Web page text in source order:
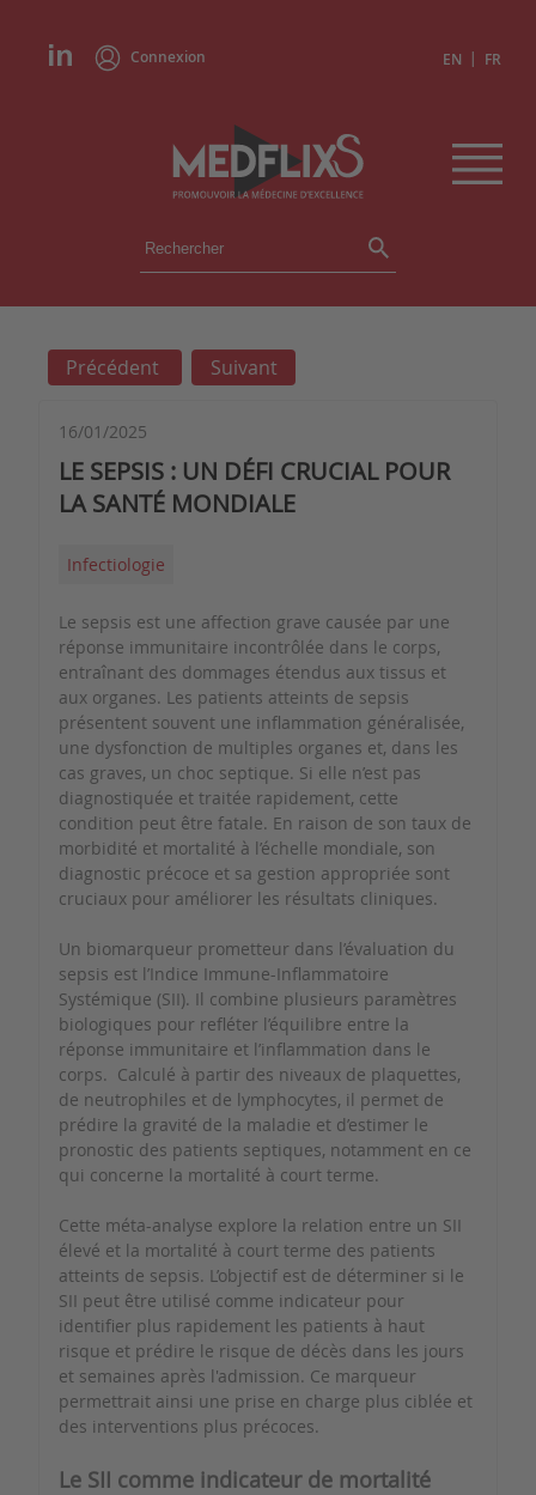
Connexion EN | FR
ÉVÉNEMENTS
INSTITUTIONS
REVUES DE PRESSE
Précédent Suivant
16/01/2025
LE SEPSIS : UN DÉFI CRUCIAL POUR
LA SANTÉ MONDIALE
Infectiologie
Le sepsis est une affection grave causée par une
réponse immunitaire incontrôlée dans le corps,
entraînant des dommages étendus aux tissus et
aux organes. Les patients atteints de sepsis
présentent souvent une inflammation généralisée,
une dysfonction de multiples organes et, dans les
cas graves, un choc septique. Si elle n’est pas
diagnostiquée et traitée rapidement, cette
condition peut être fatale. En raison de son taux de
morbidité et mortalité à l’échelle mondiale, son
diagnostic précoce et sa gestion appropriée sont
cruciaux pour améliorer les résultats cliniques.
Un biomarqueur prometteur dans l’évaluation du
sepsis est l’Indice Immune-Inflammatoire
Systémique (SII). Il combine plusieurs paramètres
biologiques pour refléter l’équilibre entre la
réponse immunitaire et l’inflammation dans le
corps. Calculé à partir des niveaux de plaquettes,
de neutrophiles et de lymphocytes, il permet de
prédire la gravité de la maladie et d’estimer le
pronostic des patients septiques, notamment en ce
qui concerne la mortalité à court terme.
Cette méta-analyse explore la relation entre un SII
élevé et la mortalité à court terme des patients
atteints de sepsis. L’objectif est de déterminer si le
SII peut être utilisé comme indicateur pour
identifier plus rapidement les patients à haut
risque et prédire le risque de décès dans les jours
et semaines après l'admission. Ce marqueur
permettrait ainsi une prise en charge plus ciblée et
des interventions plus précoces.
Le SII comme indicateur de mortalité